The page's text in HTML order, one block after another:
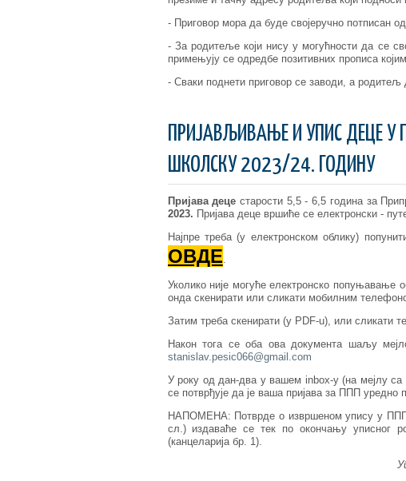
- Приговор мора да буде својеручно потписан
- За родитеље који нису у могућности да се
примењују се одредбе позитивних прописа
- Сваки поднети приговор се заводи, а родитељ
ПРИЈАВЉИВАЊЕ И УПИС ДЕЦЕ
ШКОЛСКУ 2023/24. ГОДИНУ
Пријава деце старости 5,5 - 6,5 година за
2023. Пријава деце вршиће се електронски -
Најпре треба (у електронском облику)
ОВДЕ.
Уколико није могуће електронско попуњавање
онда скенирати или сликати мобилним
Затим треба скенирати (у PDF-u), или сликати
Након тога се оба ова документа шаљу
stanislav.pesic066@gmail.com
У року од дан-два у вашем inbox-у (на мејлу са
се потврђује да је ваша пријава за ППП
НАПОМЕНА: Потврде о извршеном упису у ППП
сл.) издаваће се тек по окончању уписног
(канцеларија бр. 1).